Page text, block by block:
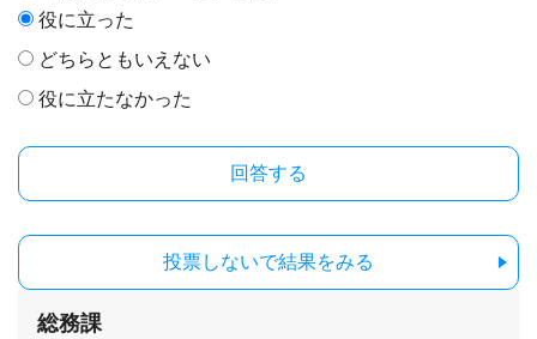
役に立った
どちらともいえない
役に立たなかった
投票しないで結果をみる
総務課